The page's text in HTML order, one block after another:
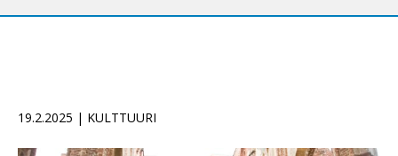
19.2.2025 | KULTTUURI